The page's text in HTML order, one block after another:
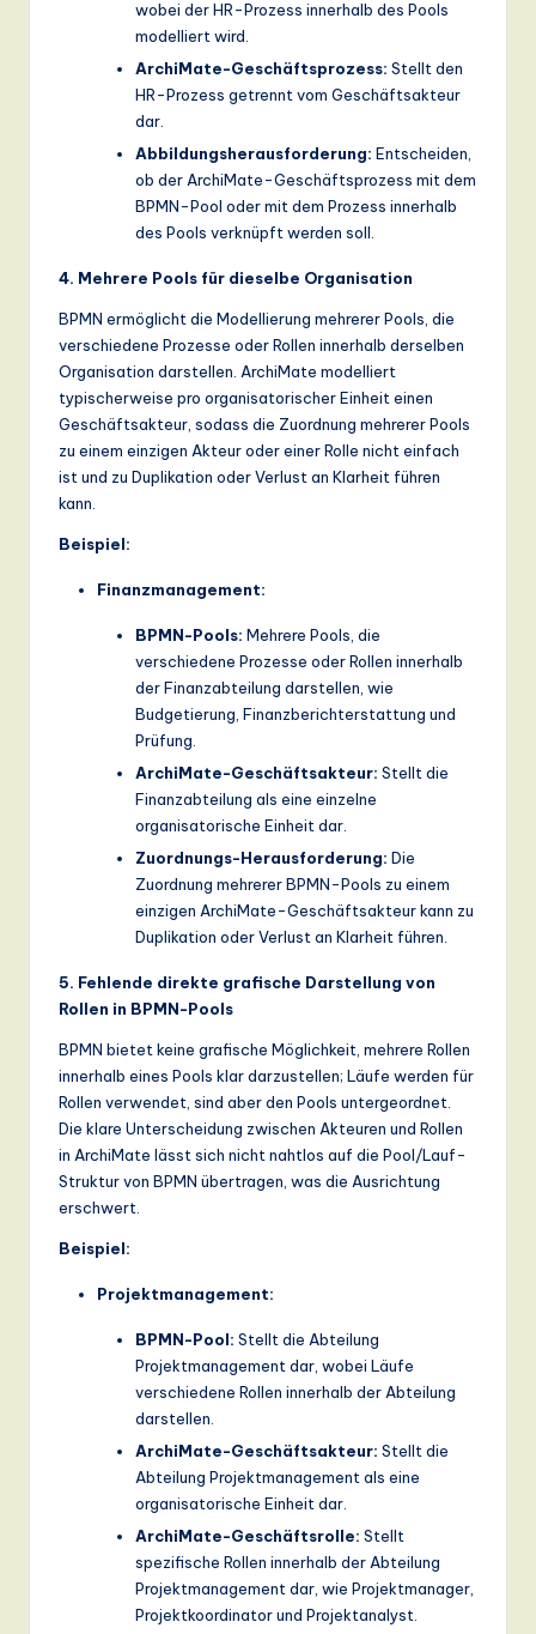
wobei der HR-Prozess innerhalb des Pools
modelliert wird.
ArchiMate-Geschäftsprozess: Stellt den
HR-Prozess getrennt vom Geschäftsakteur
dar.
Abbildungsherausforderung: Entscheiden,
ob der ArchiMate-Geschäftsprozess mit dem
BPMN-Pool oder mit dem Prozess innerhalb
des Pools verknüpft werden soll.
4. Mehrere Pools für dieselbe Organisation
BPMN ermöglicht die Modellierung mehrerer Pools, die
verschiedene Prozesse oder Rollen innerhalb derselben
Organisation darstellen. ArchiMate modelliert
typischerweise pro organisatorischer Einheit einen
Geschäftsakteur, sodass die Zuordnung mehrerer Pools
zu einem einzigen Akteur oder einer Rolle nicht einfach
ist und zu Duplikation oder Verlust an Klarheit führen
kann.
Beispiel:
Finanzmanagement:
BPMN-Pools: Mehrere Pools, die
verschiedene Prozesse oder Rollen innerhalb
der Finanzabteilung darstellen, wie
Budgetierung, Finanzberichterstattung und
Prüfung.
ArchiMate-Geschäftsakteur: Stellt die
Finanzabteilung als eine einzelne
organisatorische Einheit dar.
Zuordnungs-Herausforderung: Die
Zuordnung mehrerer BPMN-Pools zu einem
einzigen ArchiMate-Geschäftsakteur kann zu
Duplikation oder Verlust an Klarheit führen.
5. Fehlende direkte grafische Darstellung von
Rollen in BPMN-Pools
BPMN bietet keine grafische Möglichkeit, mehrere Rollen
innerhalb eines Pools klar darzustellen; Läufe werden für
Rollen verwendet, sind aber den Pools untergeordnet.
Die klare Unterscheidung zwischen Akteuren und Rollen
in ArchiMate lässt sich nicht nahtlos auf die Pool/Lauf-
Struktur von BPMN übertragen, was die Ausrichtung
erschwert.
Beispiel:
Projektmanagement:
BPMN-Pool: Stellt die Abteilung
Projektmanagement dar, wobei Läufe
verschiedene Rollen innerhalb der Abteilung
darstellen.
ArchiMate-Geschäftsakteur: Stellt die
Abteilung Projektmanagement als eine
organisatorische Einheit dar.
ArchiMate-Geschäftsrolle: Stellt
spezifische Rollen innerhalb der Abteilung
Projektmanagement dar, wie Projektmanager,
Projektkoordinator und Projektanalyst.